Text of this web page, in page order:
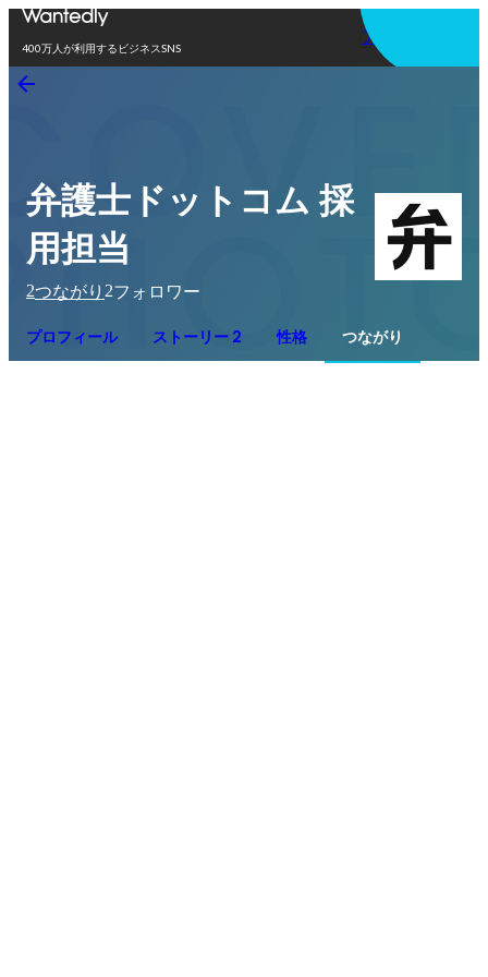
400万人が利用するビジネスSNS
アプリを使う
弁護士ドットコム 採
用担当
2つながり 2フォロワー
プロフィール ストーリー 2 性格 つながり